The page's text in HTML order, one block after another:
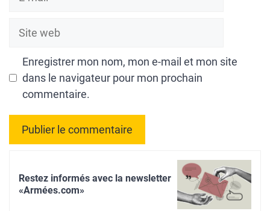
Site
Enregistrer mon nom, mon e-mail et mon site
dans le navigateur pour mon prochain
commentaire.
Restez informés avec la newsletter
«Armées.com»